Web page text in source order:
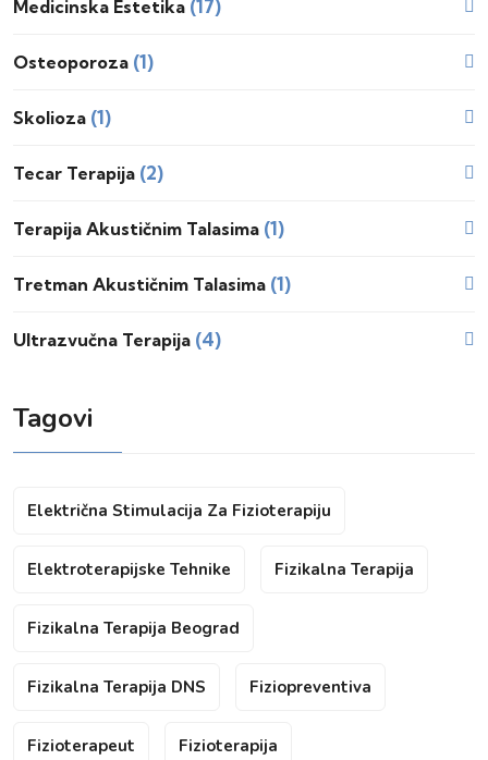
Medicinska Estetika (17)
Osteoporoza (1)
Skolioza (1)
Tecar Terapija (2)
Terapija Akustičnim Talasima (1)
Tretman Akustičnim Talasima (1)
Ultrazvučna Terapija (4)
Tagovi
Električna Stimulacija Za Fizioterapiju
Elektroterapijske Tehnike Fizikalna Terapija
Fizikalna Terapija Beograd
Fizikalna Terapija DNS Fiziopreventiva
Fizioterapeut Fizioterapija